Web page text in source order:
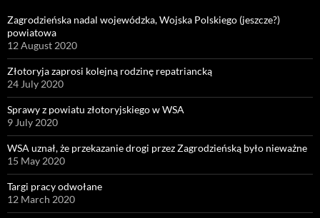
Zagrodzieńska nadal wojewódzka, Wojska Polskiego (jeszcze?)
powiatowa
12 August 2020
Złotoryja zaprosi kolejną rodzinę repatriancką
24 July 2020
Sprawy z powiatu złotoryjskiego w WSA
9 July 2020
WSA uznał, że przekazanie drogi przez Zagrodzieńską było nieważne
15 May 2020
Targi pracy odwołane
12 March 2020